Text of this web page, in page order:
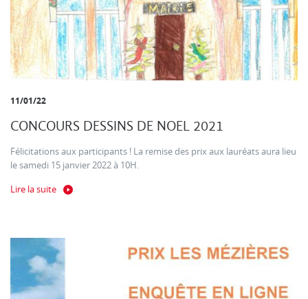
11/01/22
CONCOURS DESSINS DE NOEL 2021
Félicitations aux participants ! La remise des prix aux lauréats aura lieu
le samedi 15 janvier 2022 à 10H.
Lire la suite